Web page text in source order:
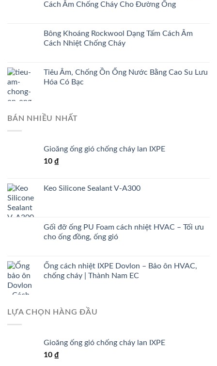
Cách Âm Chống Cháy Cho Đường Ống
Bông Khoáng Rockwool Dạng Tấm Cách Âm
Cách Nhiệt Chống Cháy
Tiêu Âm, Chống Ồn Ống Nước Bằng Cao Su Lưu
Hóa Có Bạc
BÁN NHIỀU NHẤT
Gioăng ống gió chống cháy lan IXPE
10 ₫
Keo Silicone Sealant V-A300
Gối đỡ ống PU Foam cách nhiệt HVAC – Tối ưu
cho ống đồng, ống gió
Ống cách nhiệt IXPE Dovlon – Bảo ôn HVAC,
chống cháy | Thành Nam EC
LỰA CHỌN HÀNG ĐẦU
Gioăng ống gió chống cháy lan IXPE
10 ₫